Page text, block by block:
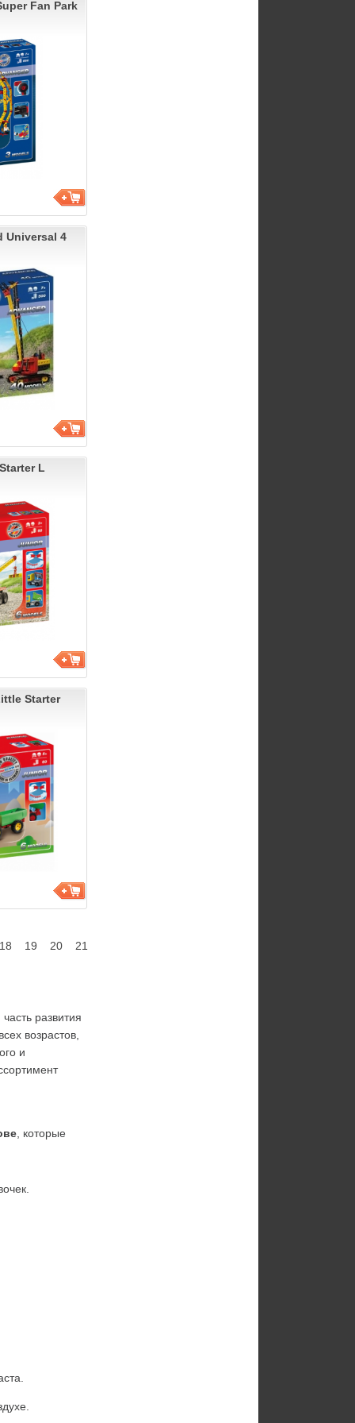
Fan Park
Universal 4
L
Starter
19 20 21
развития
и
, которые